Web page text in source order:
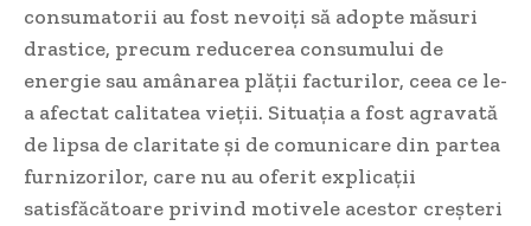
consumatorii au fost nevoiți să adopte măsuri
drastice, precum reducerea consumului de
energie sau amânarea plății facturilor, ceea ce le-
a afectat calitatea vieții. Situația a fost agravată
de lipsa de claritate și de comunicare din partea
furnizorilor, care nu au oferit explicații
satisfăcătoare privind motivele acestor creșteri